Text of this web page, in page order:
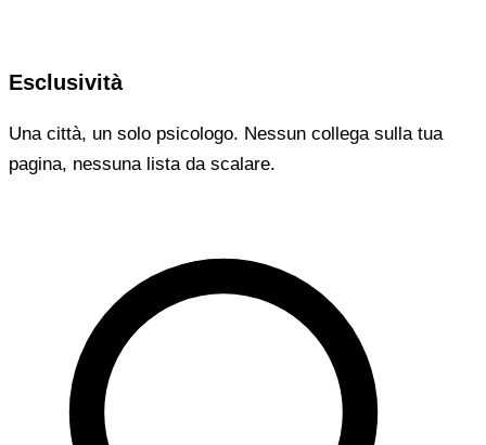
Esclusività
Una città, un solo psicologo. Nessun collega sulla tua
pagina, nessuna lista da scalare.